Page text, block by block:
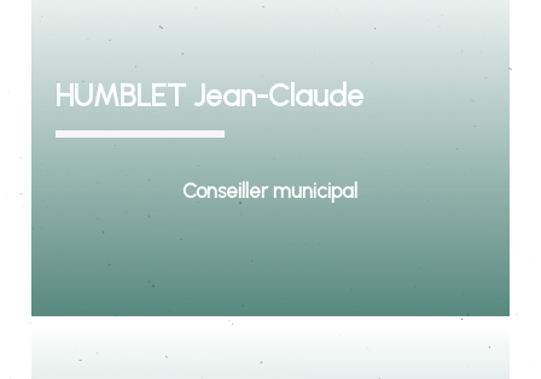
HUMBLET Jean-Claude
Conseiller municipal